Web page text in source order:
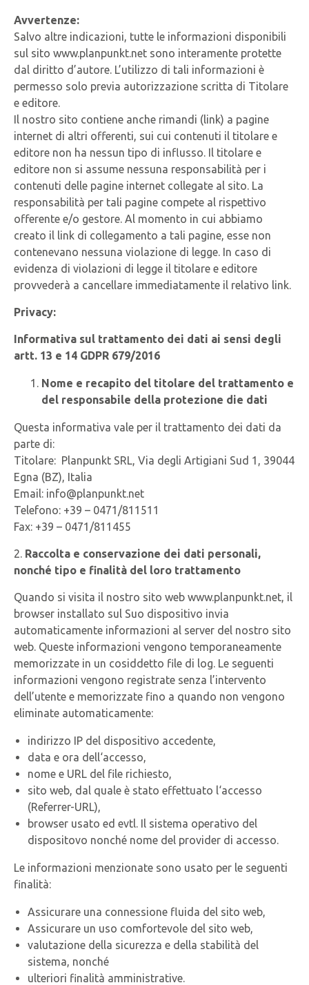
Avvertenze:
Salvo altre indicazioni, tutte le informazioni disponibili
sul sito www.planpunkt.net sono interamente protette
dal diritto d’autore. L’utilizzo di tali informazioni è
permesso solo previa autorizzazione scritta di Titolare
e editore.
Il nostro sito contiene anche rimandi (link) a pagine
internet di altri offerenti, sui cui contenuti il titolare e
editore non ha nessun tipo di influsso. Il titolare e
editore non si assume nessuna responsabilità per i
contenuti delle pagine internet collegate al sito. La
responsabilità per tali pagine compete al rispettivo
offerente e/o gestore. Al momento in cui abbiamo
creato il link di collegamento a tali pagine, esse non
contenevano nessuna violazione di legge. In caso di
evidenza di violazioni di legge il titolare e editore
provvederà a cancellare immediatamente il relativo link.
Privacy:
Informativa sul trattamento dei dati ai sensi degli
artt. 13 e 14 GDPR 679/2016
Nome e recapito del titolare del trattamento e
del responsabile della protezione die dati
Questa informativa vale per il trattamento dei dati da
parte di:
Titolare: Planpunkt SRL, Via degli Artigiani Sud 1, 39044
Egna (BZ), Italia
Email: info@planpunkt.net
Telefono: +39 – 0471/811511
Fax: +39 – 0471/811455
2. Raccolta e conservazione dei dati personali,
nonché tipo e finalità del loro trattamento
Quando si visita il nostro sito web www.planpunkt.net, il
browser installato sul Suo dispositivo invia
automaticamente informazioni al server del nostro sito
web. Queste informazioni vengono temporaneamente
memorizzate in un cosiddetto file di log. Le seguenti
informazioni vengono registrate senza l’intervento
dell’utente e memorizzate fino a quando non vengono
eliminate automaticamente:
indirizzo IP del dispositivo accedente,
data e ora dell‘accesso,
nome e URL del file richiesto,
sito web, dal quale è stato effettuato l‘accesso
(Referrer-URL),
browser usato ed evtl. Il sistema operativo del
dispositovo nonché nome del provider di accesso.
Le informazioni menzionate sono usato per le seguenti
finalità:
Assicurare una connessione fluida del sito web,
Assicurare un uso comfortevole del sito web,
valutazione della sicurezza e della stabilità del
sistema, nonché
ulteriori finalità amministrative.